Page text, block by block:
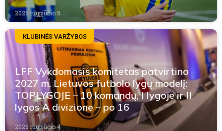
2026 rugpjūčio 5
KLUBINĖS VARŽYBOS
LFF Vykdomasis komitetas patvirtino
2027 m. Lietuvos futbolo lygų modelį:
TOPLYGOJE – 10 komandų, I lygoje ir II
lygos A divizione – po 16
2026 rugpjūčio 4